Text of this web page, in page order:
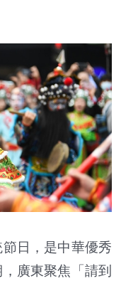
日，是中華優秀
廣東聚焦「請到